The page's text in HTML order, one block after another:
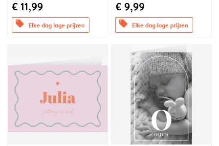
€ 11,99
offers Elke dag lage prijzen
€ 9,99
offers Elke dag lage prijzen